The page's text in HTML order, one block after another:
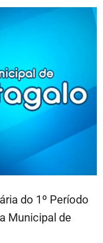
do 1º Período
Municipal de